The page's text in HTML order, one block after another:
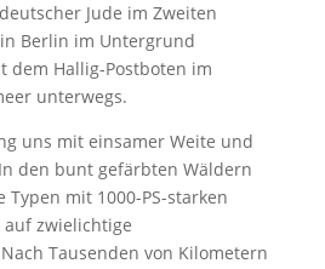
Jude im Zweiten
Berlin im Untergrund
dem Hallig-Postboten im
unterwegs.
uns mit einsamer Weite und
den bunt gefärbten Wäldern
mit 1000-PS-starken
zwielichtige
Tausenden von Kilometern